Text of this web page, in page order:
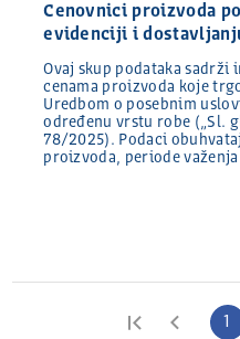
Cenovnici proizvoda
evidenciji i
Ovaj skup podataka
cenama proizvoda koje
Uredbom o posebnim
određenu vrstu robe („Sl.
78/2025). Podaci
proizvoda, periode
Prva 1